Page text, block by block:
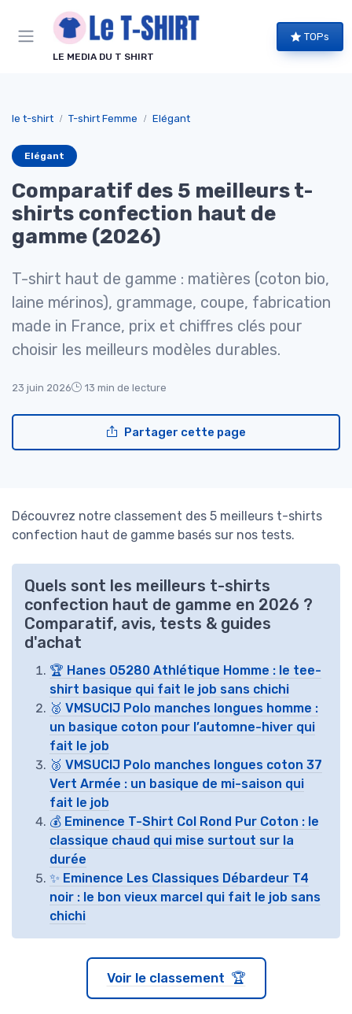
LE MEDIA DU T SHIRT
TOPs
le t-shirt T-shirt Femme Elégant
Elégant
Comparatif des 5 meilleurs t-
shirts confection haut de
gamme (2026)
T-shirt haut de gamme : matières (coton bio,
laine mérinos), grammage, coupe, fabrication
made in France, prix et chiffres clés pour
choisir les meilleurs modèles durables.
23 juin 2026 13 min de lecture
Partager cette page
Découvrez notre classement des 5 meilleurs t-shirts
confection haut de gamme basés sur nos tests.
Quels sont les meilleurs t-shirts
confection haut de gamme en 2026 ?
Comparatif, avis, tests & guides
d'achat
🏆 Hanes O5280 Athlétique Homme : le tee-
shirt basique qui fait le job sans chichi
🥈 VMSUCIJ Polo manches longues homme :
un basique coton pour l’automne-hiver qui
fait le job
🥉 VMSUCIJ Polo manches longues coton 37
Vert Armée : un basique de mi-saison qui
fait le job
💰 Eminence T-Shirt Col Rond Pur Coton : le
classique chaud qui mise surtout sur la
durée
✨ Eminence Les Classiques Débardeur T4
noir : le bon vieux marcel qui fait le job sans
chichi
Voir le classement 🏆
Panneau de gestion des cookies